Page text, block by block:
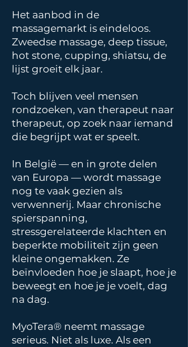
Het aanbod in de
massagemarkt is eindeloos.
Zweedse massage, deep tissue,
hot stone, cupping, shiatsu, de
lijst groeit elk jaar.
Toch blijven veel mensen
rondzoeken, van therapeut naar
therapeut, op zoek naar iemand
die begrijpt wat er speelt.
In België — en in grote delen
van Europa — wordt massage
nog te vaak gezien als
verwennerij. Maar chronische
spierspanning,
stressgerelateerde klachten en
beperkte mobiliteit zijn geen
kleine ongemakken. Ze
beïnvloeden hoe je slaapt, hoe je
beweegt en hoe je je voelt, dag
na dag.
MyoTera® neemt massage
serieus. Niet als luxe. Als een